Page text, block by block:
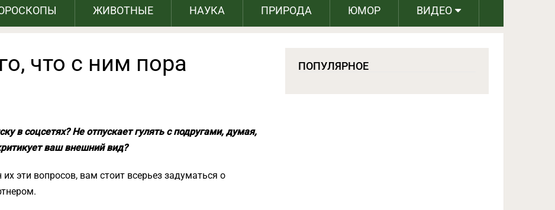
ЖИВОТНЫЕ НАУКА ПРИРОДА ЮМОР ВИДЕО
что с ним пора
в соцсетях? Не отпускает гулять с подругами, думая,
ваш внешний вид?
эти вопросов, вам стоит всерьез задуматься о
ПОПУЛЯРНОЕ